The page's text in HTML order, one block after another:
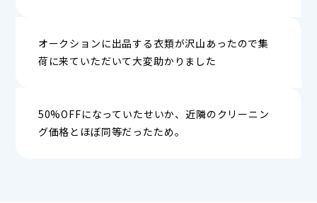
オークションに出品する衣類が沢山あったので集
荷に来ていただいて大変助かりました
50%OFFになっていたせいか、近隣のクリーニン
グ価格とほぼ同等だったため。